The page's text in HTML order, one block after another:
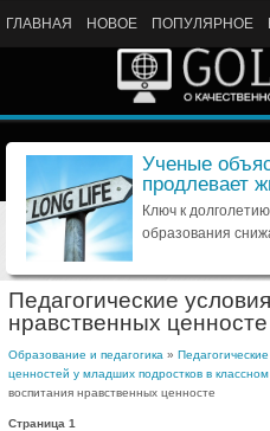
ГЛАВНАЯ НОВОЕ ПОПУЛЯРНОЕ
Ученые
продлевает
Ключ к
образования
Педагогические
нравственных ценносте
Образование и педагогика »
ценностей у младших подростков в классном
воспитания нравственных ценносте
Страница 1